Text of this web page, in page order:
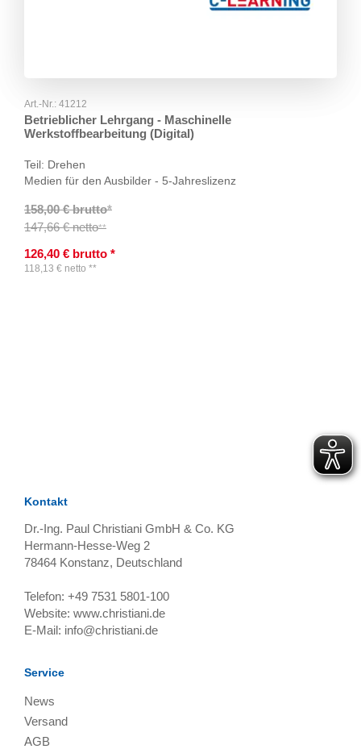
Art.-Nr.: 41212
Betrieblicher Lehrgang - Maschinelle
Werkstoffbearbeitung (Digital)
Teil: Drehen
Medien für den Ausbilder - 5-Jahreslizenz
158,00 € brutto*
147,66 € netto**
126,40 € brutto *
118,13 € netto **
Kontakt
Dr.-Ing. Paul Christiani GmbH & Co. KG
Hermann-Hesse-Weg 2
78464 Konstanz, Deutschland
Telefon: +49 7531 5801-100
Website: www.christiani.de
E-Mail: info@christiani.de
Service
News
Versand
AGB